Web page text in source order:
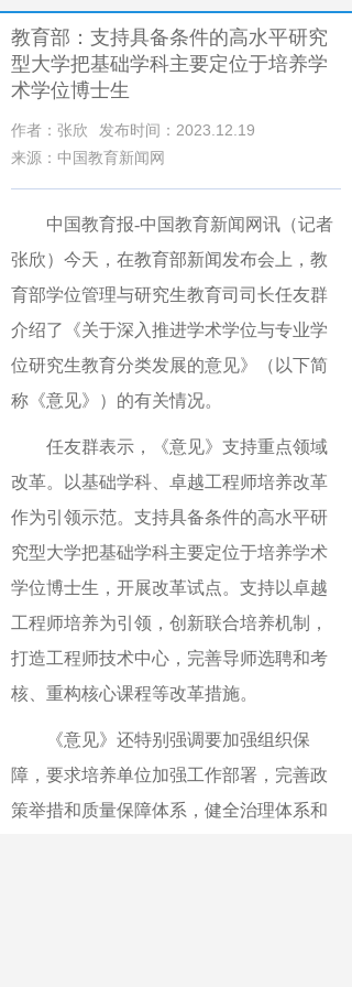
教育部：支持具备条件的高水平研究
型大学把基础学科主要定位于培养学
术学位博士生
作者：张欣
发布时间：2023.12.19
来源：中国教育新闻网
中国教育报-中国教育新闻网讯（记者
张欣） 今天，在教育部新闻发布会上，教
育部学位管理与研究生教育司司长任友群
介绍了《关于深入推进学术学位与专业学
位研究生教育分类发展的意见》（以下简
称《意见》）的有关情况。
任友群表示，《意见》支持重点领域
改革。以基础学科、卓越工程师培养改革
作为引领示范。支持具备条件的高水平研
究型大学把基础学科主要定位于培养学术
学位博士生，开展改革试点。支持以卓越
工程师培养为引领，创新联合培养机制，
打造工程师技术中心，完善导师选聘和考
核、重构核心课程等改革措施。
《意见》还特别强调要加强组织保
障，要求培养单位加强工作部署，完善政
策举措和质量保障体系，健全治理体系和